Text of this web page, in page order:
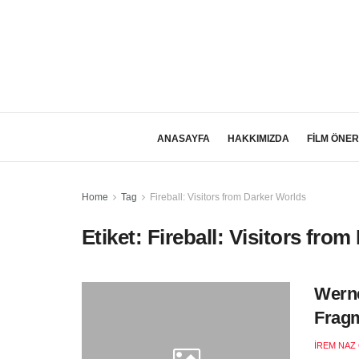
ANASAYFA HAKKIMIZDA FİLM
Home Tag Fireball: Visitors from Darker Worlds
Etiket: Fireball: Visitors from
İREM NAZ